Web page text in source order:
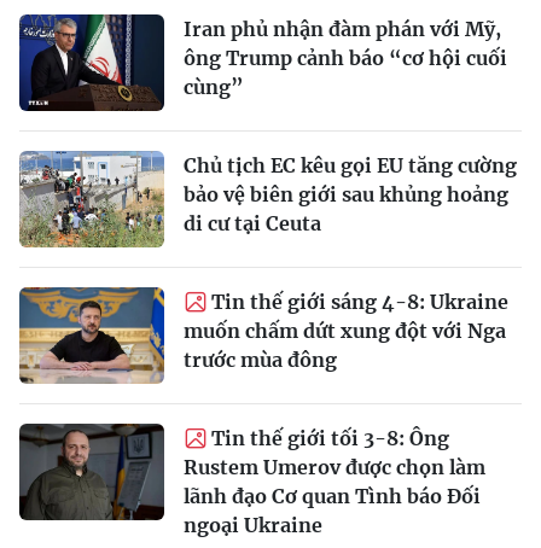
Iran phủ nhận đàm phán với Mỹ,
ông Trump cảnh báo “cơ hội cuối
cùng”
Chủ tịch EC kêu gọi EU tăng cường
bảo vệ biên giới sau khủng hoảng
di cư tại Ceuta
Tin thế giới sáng 4-8: Ukraine
muốn chấm dứt xung đột với Nga
trước mùa đông
Tin thế giới tối 3-8: Ông
Rustem Umerov được chọn làm
lãnh đạo Cơ quan Tình báo Đối
ngoại Ukraine